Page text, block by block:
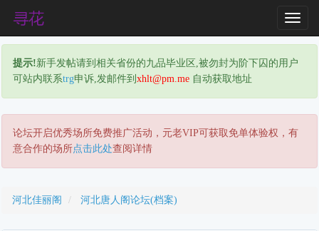
T
o
g
e
N
a
提示!新手发帖请到相关省份的九品毕业区,被勿封为阶下囚的用户
可站内联系trg申诉,发邮件到 xhlt@pm.me 自动获取地址
论坛开启优秀场所免费推广活动，元老VIP可获取免单体验权，有
意合作的场所点击此处查阅详情
河北佳丽阁 河北唐人阁论坛(档案)